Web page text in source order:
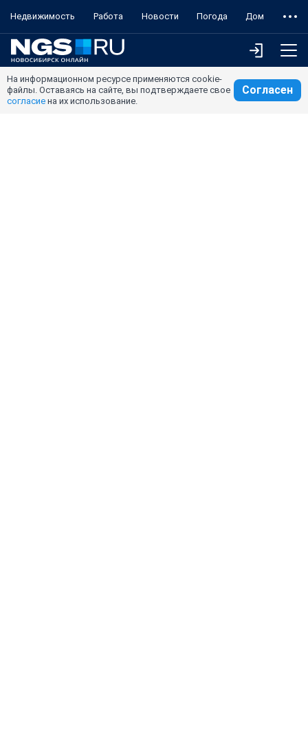
Недвижимость Работа Новости Погода Дом
На информационном ресурсе применяются cookie-
файлы. Оставаясь на сайте, вы подтверждаете свое
согласие на их использование.
Согласен